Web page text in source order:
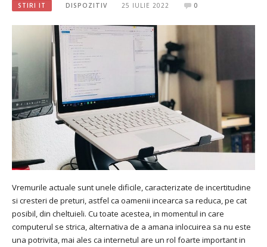
STIRI IT DISPOZITIV 25 IULIE 2022 0
Vremurile actuale sunt unele dificile, caracterizate de incertitudine
si cresteri de preturi, astfel ca oamenii incearca sa reduca, pe cat
posibil, din cheltuieli. Cu toate acestea, in momentul in care
computerul se strica, alternativa de a amana inlocuirea sa nu este
una potrivita, mai ales ca internetul are un rol foarte important in